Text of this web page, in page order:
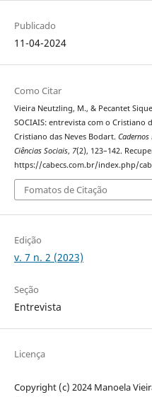
Publicado
11-04-2024
Como Citar
Vieira Neutzling, M., & Pecantet
SOCIAIS: entrevista com o Cristiano
Cristiano das Neves Bodart. Cadernos
Ciências Sociais, 7(2), 123–142.
https://cabecs.com.br/index.php/
Fomatos de Citação
Edição
v. 7 n. 2 (2023)
Seção
Entrevista
Licença
Copyright (c) 2024 Manoela